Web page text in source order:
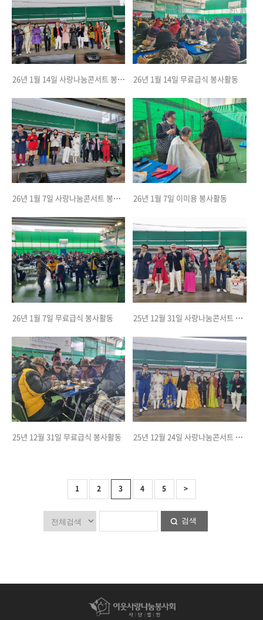
26년 1월 14일 사랑나눔콘서트 봉사활동 26년 1월 14일 무료급식 봉사활동
26년 1월 7일 사랑나눔콘서트 봉사활동 26년 1월 7일 이미용 봉사활동
26년 1월 7일 무료급식 봉사활동 25년 12월 31일 사랑나눔콘서트 봉사활동
25년 12월 31일 무료급식 봉사활동 25년 12월 24일 사랑나눔콘서트 봉사활동
1 2 3 4 5 >
검색